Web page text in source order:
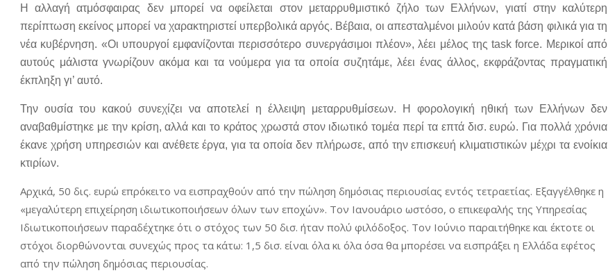
Η αλλαγή ατμόσφαιρας δεν μπορεί να οφείλεται στον μεταρρυθμιστικό ζήλο των Ελλήνων, γιατί στην καλύτερη
περίπτωση εκείνος μπορεί να χαρακτηριστεί υπερβολικά αργός. Βέβαια, οι απεσταλμένοι μιλούν κατά βάση φιλικά για τη
νέα κυβέρνηση. «Οι υπουργοί εμφανίζονται περισσότερο συνεργάσιμοι πλέον», λέει μέλος της task force. Μερικοί από
αυτούς μάλιστα γνωρίζουν ακόμα και τα νούμερα για τα οποία συζητάμε, λέει ένας άλλος, εκφράζοντας πραγματική
έκπληξη γι’ αυτό.
Την ουσία του κακού συνεχίζει να αποτελεί η έλλειψη μεταρρυθμίσεων. Η φορολογική ηθική των Ελλήνων δεν
αναβαθμίστηκε με την κρίση, αλλά και το κράτος χρωστά στον ιδιωτικό τομέα περί τα επτά δισ. ευρώ. Για πολλά χρόνια
έκανε χρήση υπηρεσιών και ανέθετε έργα, για τα οποία δεν πλήρωσε, από την επισκευή κλιματιστικών μέχρι τα ενοίκια
κτιρίων.
Αρχικά, 50 δις. ευρώ επρόκειτο να εισπραχθούν από την πώληση δημόσιας περιουσίας εντός τετραετίας. Εξαγγέλθηκε η
«μεγαλύτερη επιχείρηση ιδιωτικοποιήσεων όλων των εποχών». Τον Ιανουάριο ωστόσο, ο επικεφαλής της Υπηρεσίας
Ιδιωτικοποιήσεων παραδέχτηκε ότι ο στόχος των 50 δισ. ήταν πολύ φιλόδοξος. Τον Ιούνιο παραιτήθηκε και έκτοτε οι
στόχοι διορθώνονται συνεχώς προς τα κάτω: 1,5 δισ. είναι όλα κι όλα όσα θα μπορέσει να εισπράξει η Ελλάδα εφέτος
από την πώληση δημόσιας περιουσίας.